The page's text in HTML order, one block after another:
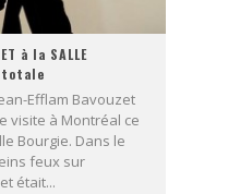
à la SALLE
totale
Efflam Bavouzet
visite à Montréal ce
Bourgie. Dans le
feux sur
était...